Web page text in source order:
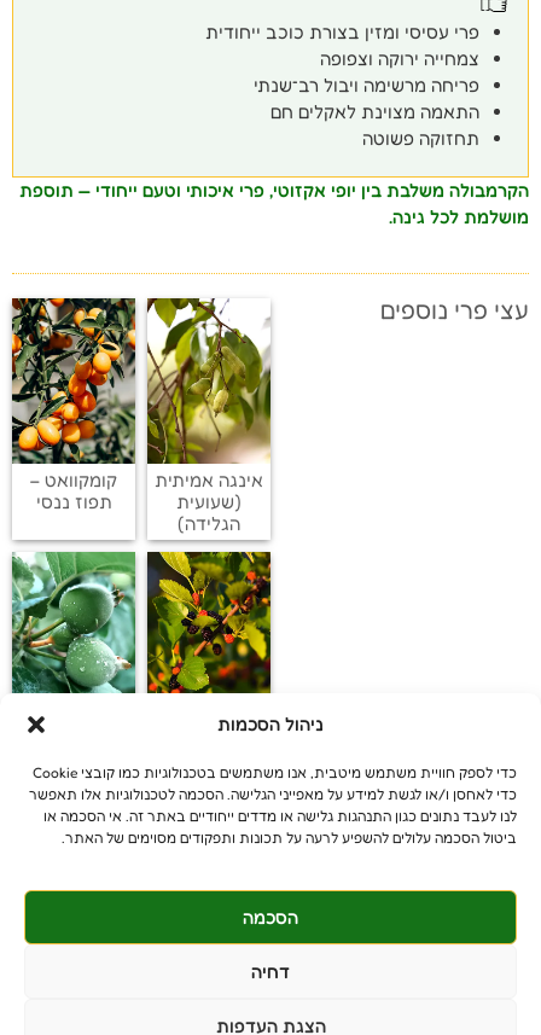
ניהול הסכמות
כדי לספק חוויית משתמש מיטבית, אנו משתמשים בטכנולוגיות כמו קובצי Cookie
כדי לאחסן ו/או לגשת למידע על מאפייני הגלישה. הסכמה לטכנולוגיות אלו תאפשר
לנו לעבד נתונים כגון התנהגות גלישה או מדדים ייחודיים באתר זה. אי הסכמה או
ביטול הסכמה עלולים להשפיע לרעה על תכונות ותפקודים מסוימים של האתר.
הסכמה
דחיה
הצגת העדפות
פרי עסיסי ומזין בצורת כוכב ייחודית
צמחייה ירוקה וצפופה
פריחה מרשימה ויבול רב־שנתי
התאמה מצוינת לאקלים חם
תחזוקה פשוטה
הקרמבולה משלבת בין יופי אקזוטי, פרי איכותי וטעם ייחודי — תוספת
מושלמת לכל גינה.
עצי פרי נוספים
אינגה אמיתית
(שעועית
הגלידה)
קומקוואט –
תפוז ננסי
תות עץ
© כל הזכויות שמורות
קבלנים - 052-639-4106